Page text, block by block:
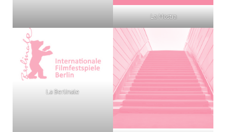
La Mostra
La Berlinale